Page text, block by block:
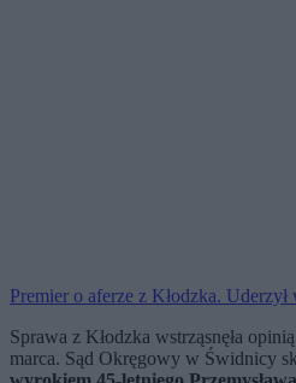
Premier o aferze z Kłodzka.
Sprawa z Kłodzka wstrząsnęła
marca. Sąd Okręgowy w Świdnicy